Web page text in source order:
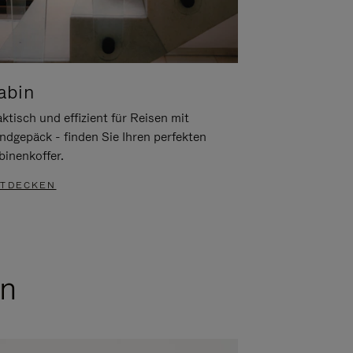
und effizient für Reisen mit
- finden Sie Ihren perfekten